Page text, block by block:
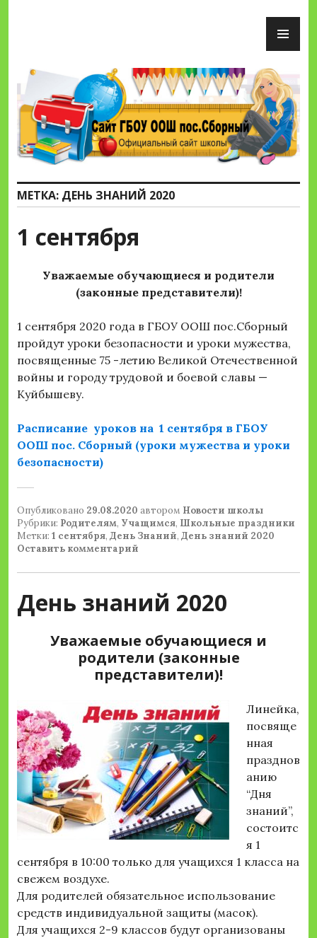
Сайт ГБОУ ООШ пос.Сборный
МЕТКА: ДЕНЬ ЗНАНИЙ 2020
1 сентября
Уважаемые обучающиеся и родители
(законные представители)!
1 сентября 2020 года в ГБОУ ООШ пос.Сборный
пройдут уроки безопасности и уроки мужества,
посвященные 75 -летию Великой Отечественной
войны и городу трудовой и боевой славы —
Куйбышеву.
Расписание уроков на 1 сентября в ГБОУ
ООШ пос. Сборный (уроки мужества и уроки
безопасности)
Опубликовано 29.08.2020 автором Новости школы
Рубрики: Родителям, Учащимся, Школьные праздники
Метки: 1 сентября, День Знаний, День знаний 2020
Оставить комментарий
День знаний 2020
Уважаемые обучающиеся и
родители (законные
представители)!
Линейка,
посвяще
нная
празднов
анию
“Дня
знаний”,
состоитс
я 1
сентября в 10:00 только для учащихся 1 класса на
свежем воздухе.
Для родителей обязательное использование
средств индивидуальной защиты (масок).
Для учащихся 2-9 классов будут организованы